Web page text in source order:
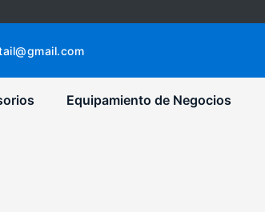
Equipamiento de Negocios